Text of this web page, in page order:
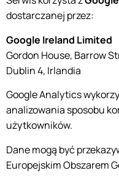
dostarczanej przez:
Google Ireland Limited
Gordon House, Barrow
Dublin 4, Irlandia
Google Analytics
analizowania sposobu
użytkowników.
Dane mogą być
Europejskim Obszarem